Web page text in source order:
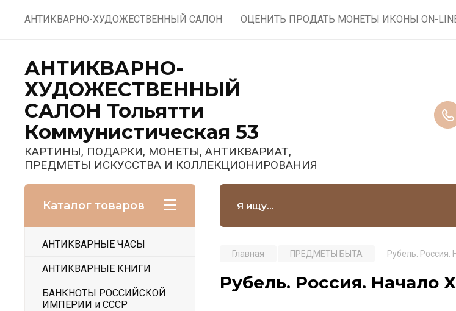
АНТИКВАРНО-ХУДОЖЕСТВЕННЫЙ САЛОН ОЦЕНИТЬ ПРОДАТЬ МОНЕТЫ ИКОНЫ ON-
АНТИКВАРНО-
ХУДОЖЕСТВЕННЫЙ
САЛОН Тольятти
Коммунистическая 53
КАРТИНЫ, ПОДАРКИ, МОНЕТЫ, АНТИКВАРИАТ,
ПРЕДМЕТЫ ИСКУССТВА И КОЛЛЕКЦИОНИРОВАНИЯ
Каталог товаров
АНТИКВАРНЫЕ ЧАСЫ
АНТИКВАРНЫЕ КНИГИ
БАНКНОТЫ РОССИЙСКОЙ
ИМПЕРИИ и СССР
Главная ПРЕДМЕТЫ БЫТА Рубель. Россия.
Рубель. Россия. Начало